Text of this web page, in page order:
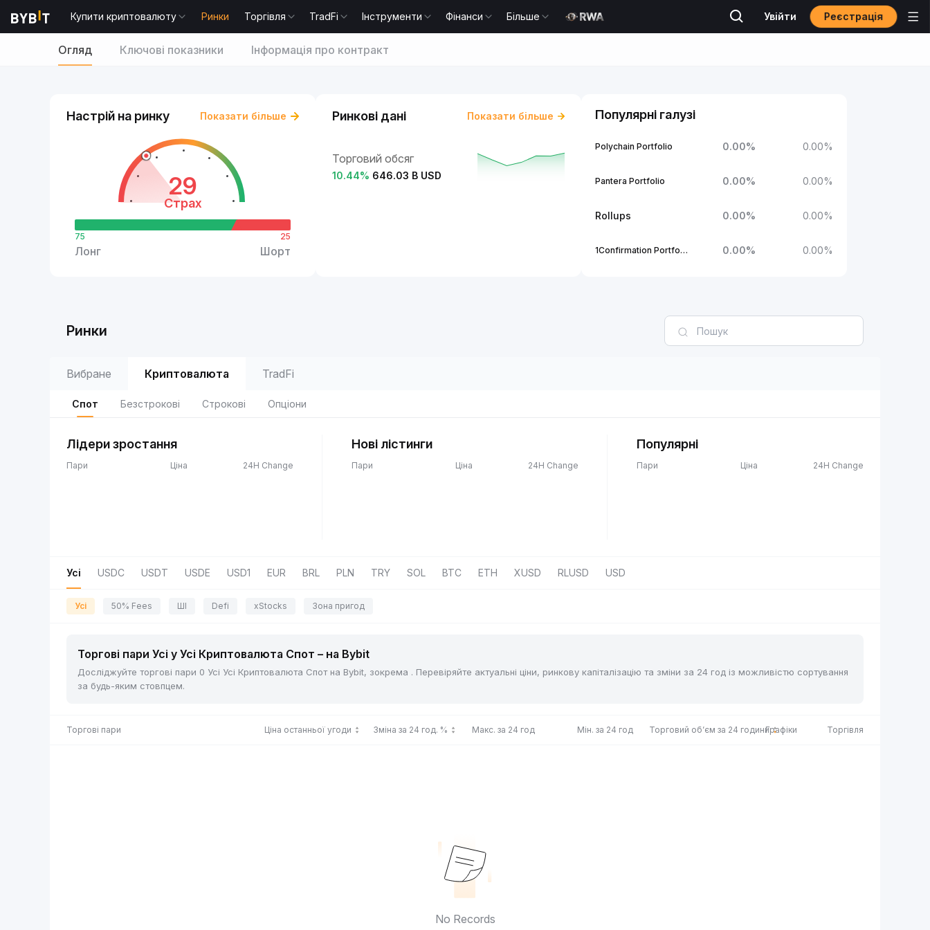
Купити криптовалюту Ринки Торгівля TradFi Інструменти Фінанси Більше Увійти Реєстрація
Огляд Ключові показники Інформація про контракт
Настрій на ринку Показати більше
29
Страх
75
Лонг
25
Шорт
Ринкові дані Показати більше
Торговий обсяг
10.44% 646.03 B USD
Популярні галузі
Polychain Portfolio 0.00% 0.00%
Pantera Portfolio 0.00% 0.00%
Rollups 0.00% 0.00%
1Confirmation Portfolio 0.00% 0.00%
Ринки
Вибране Криптовалюта TradFi
Спот Безстрокові Строкові Опціони
Лідери зростання
Пари Ціна 24H Change
Нові лістинги
Пари Ціна 24H Change
Популярні
Пари Ціна 24H Change
Усі USDC USDT USDE USD1 EUR BRL PLN TRY SOL BTC ETH XUSD RLUSD USD
Усі 50% Fees ШІ Defi xStocks Зона пригод
Торгові пари Усі у Усі Криптовалюта Спот – на Bybit
Досліджуйте торгові пари 0 Усі Усі Криптовалюта Спот на Bybit, зокрема . Перевіряйте актуальні ціни, ринкову капіталізацію та зміни за 24 год із можливістю сортування
за будь-яким стовпцем.
Торгові пари Ціна останньої угоди Зміна за 24 год. % Макс. за 24 год Мін. за 24 год Торговий об’єм за 24 годиниГрафіки Торгівля
No Records